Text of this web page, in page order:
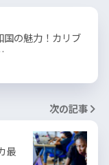
国の魅力！カリブ
次の記事
最